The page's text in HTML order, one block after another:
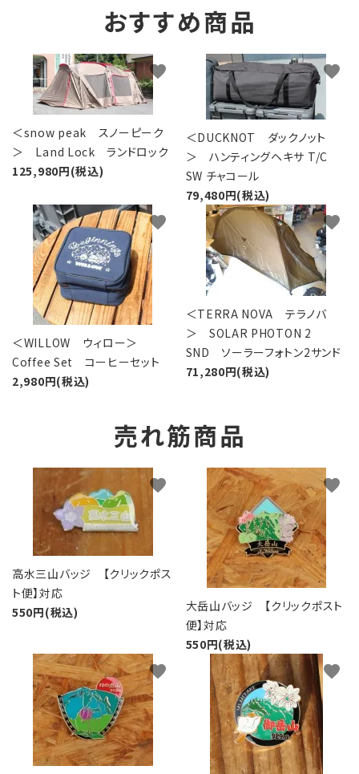
おすすめ商品
＜snow peak スノーピーク
＞ Land Lock ランドロック
125,980円(税込)
favorite
＜DUCKNOT ダックノット
＞ ハンティングヘキサ T/C
SW チャコール
79,480円(税込)
favorite
＜WILLOW ウィロー＞
Coffee Set コーヒーセット
2,980円(税込)
favorite
＜TERRA NOVA テラノバ
＞ SOLAR PHOTON 2
SND ソーラーフォトン2サンド
71,280円(税込)
favorite
売れ筋商品
高水三山バッジ 【クリックポス
ト便】対応
550円(税込)
favorite
大岳山バッジ 【クリックポスト
便】対応
550円(税込)
favorite
favorite favorite